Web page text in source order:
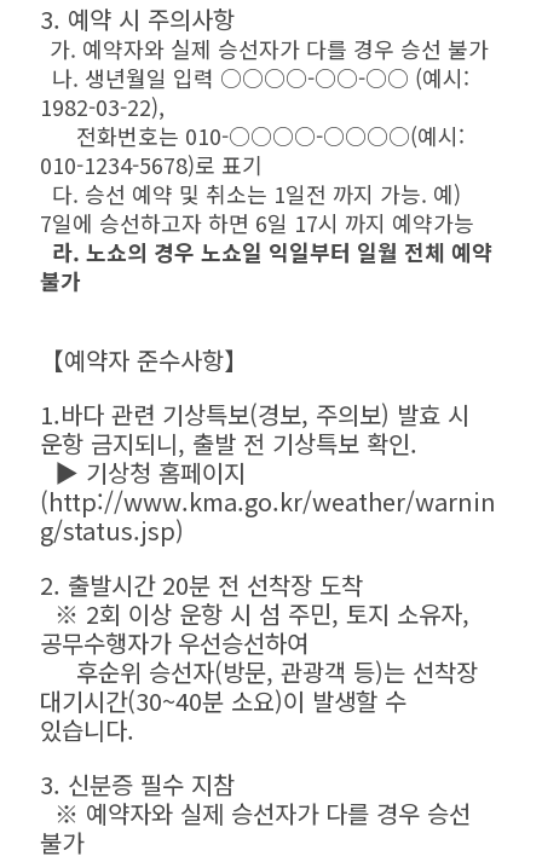
3. 예약 시 주의사항
가. 예약자와 실제 승선자가 다를 경우 승선 불가
나. 생년월일 입력 ○○○○-○○-○○ (예시:
1982-03-22),
전화번호는 010-○○○○-○○○○(예시:
010-1234-5678)로 표기
다. 승선 예약 및 취소는 1일전 까지 가능. 예)
7일에 승선하고자 하면 6일 17시 까지 예약가능
라. 노쇼의 경우 노쇼일 익일부터 일월 전체 예약
불가
【예약자 준수사항】
1.바다 관련 기상특보(경보, 주의보) 발효 시
운항 금지되니, 출발 전 기상특보 확인.
▶ 기상청 홈페이지
(http://www.kma.go.kr/weather/warnin
g/status.jsp)
2. 출발시간 20분 전 선착장 도착
※ 2회 이상 운항 시 섬 주민, 토지 소유자,
공무수행자가 우선승선하여
후순위 승선자(방문, 관광객 등)는 선착장
대기시간(30~40분 소요)이 발생할 수
있습니다.
3. 신분증 필수 지참
※ 예약자와 실제 승선자가 다를 경우 승선
불가